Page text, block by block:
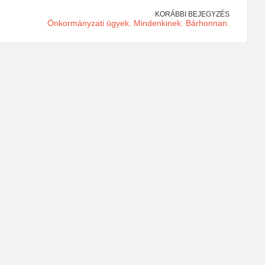
KORÁBBI BEJEGYZÉS
Önkormányzati ügyek. Mindenkinek. Bárhonnan.